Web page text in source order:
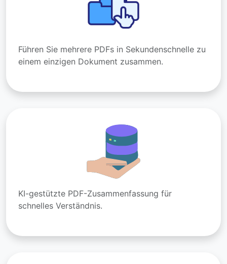
Führen Sie mehrere PDFs in Sekundenschnelle zu
einem einzigen Dokument zusammen.
KI-gestützte PDF-Zusammenfassung für
schnelles Verständnis.